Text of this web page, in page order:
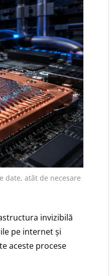
date, atât de necesare
invizibilă
pe internet și
aceste procese